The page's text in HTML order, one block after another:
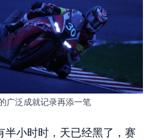
广泛成就记录再添一笔
半小时时，天已经黑了，赛